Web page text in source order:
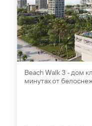
Beach Walk 3 - дом
минутах от